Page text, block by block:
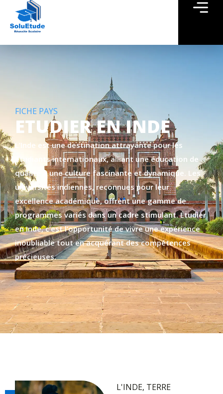
FICHE PAYS
ETUDIER EN INDE
L’Inde est une destination attrayante pour les
étudiants internationaux, alliant une éducation de
qualité à une culture fascinante et dynamique. Les
universités indiennes, reconnues pour leur
excellence académique, offrent une gamme de
programmes variés dans un cadre stimulant. Étudier
en Inde, c’est l’opportunité de vivre une expérience
inoubliable tout en acquérant des compétences
précieuses.
L'INDE, TERRE